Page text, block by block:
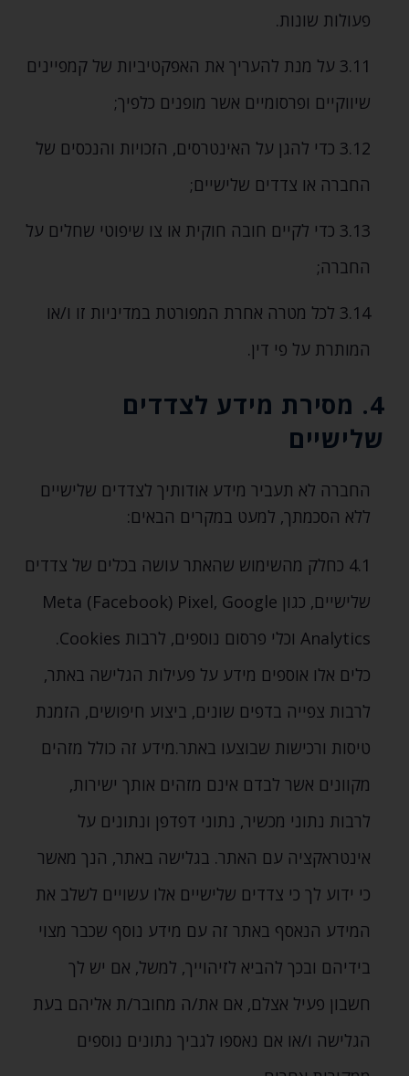
פעולות שונות.
3.11 על מנת להעריך את האפקטיביות של קמפיינים
שיווקיים ופרסומיים אשר מופנים כלפיך;
3.12 כדי להגן על האינטרסים‚ הזכויות והנכסים של
החברה או צדדים שלישיים;
3.13 כדי לקיים חובה חוקית או צו שיפוטי שחלים על
החברה;
3.14 לכל מטרה אחרת המפורטת במדיניות זו ו/או
המותרת על פי דין.
4. מסירת מידע לצדדים
שלישיים
החברה לא תעביר מידע אודותיך לצדדים שלישיים
ללא הסכמתך‚ למעט במקרים הבאים:
4.1 כחלק מהשימוש שהאתר עושה בכלים של צדדים
שלישיים‚ כגון Meta (Facebook) Pixel‚ Google
Analytics וכלי פרסום נוספים‚ לרבות Cookies
.
כלים אלו אוספים מידע על פעילות הגלישה באתר‚
לרבות צפייה בדפים שונים‚ ביצוע חיפושים‚ הזמנת
טיסות ורכישות שבוצעו באתר.מידע זה כולל מזהים
מקוונים אשר לבדם אינם מזהים אותך ישירות‚
לרבות נתוני מכשיר‚ נתוני דפדפן ונתונים על
אינטראקציה עם האתר. בגלישה באתר‚ הנך מאשר
כי ידוע לך כי צדדים שלישיים אלו עשויים לשלב את
המידע הנאסף באתר זה עם מידע נוסף שכבר מצוי
בידיהם ובכך להביא לזיהוייך‚ למשל‚ אם יש לך
חשבון פעיל אצלם‚ אם את/ה מחובר/ת אליהם בעת
הגלישה ו/או אם נאספו לגביך נתונים נוספים